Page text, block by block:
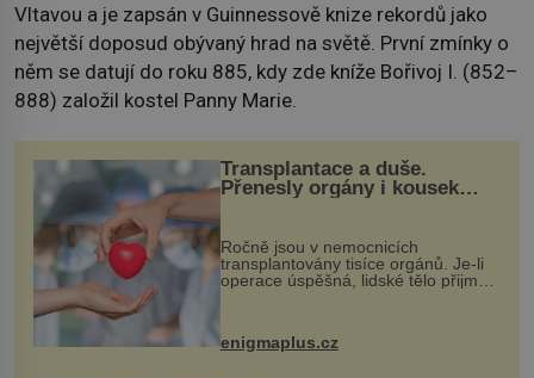
Vltavou a je zapsán v Guinnessově knize rekordů jako
největší doposud obývaný hrad na světě. První zmínky o
něm se datují do roku 885, kdy zde kníže Bořivoj I. (852–
888) založil kostel Panny Marie.
Transplantace a duše.
Přenesly orgány i kousek
Ročně jsou v nemocnicích
transplantovány tisíce orgánů. Je-li
operace úspěšná, lidské tělo přijme
enigmaplus.cz